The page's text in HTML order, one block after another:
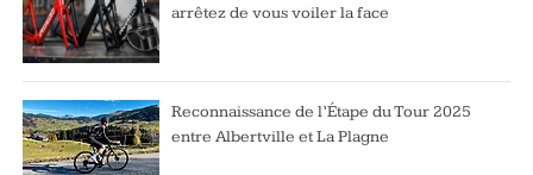
arrêtez de vous voiler la face
Reconnaissance de l’Étape du Tour 2025
entre Albertville et La Plagne